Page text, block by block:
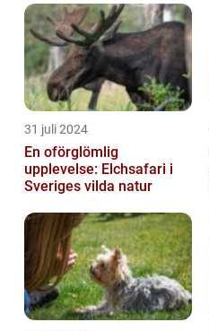
31 juli 2024
En oförglömlig
upplevelse: Elchsafari i
Sveriges vilda natur